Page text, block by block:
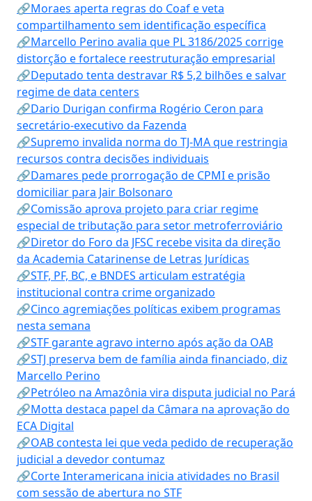
🔗Moraes aperta regras do Coaf e veta
compartilhamento sem identificação específica
🔗Marcello Perino avalia que PL 3186/2025 corrige
distorção e fortalece reestruturação empresarial
🔗Deputado tenta destravar R$ 5,2 bilhões e salvar
regime de data centers
🔗Dario Durigan confirma Rogério Ceron para
secretário-executivo da Fazenda
🔗Supremo invalida norma do TJ-MA que restringia
recursos contra decisões individuais
🔗Damares pede prorrogação de CPMI e prisão
domiciliar para Jair Bolsonaro
🔗Comissão aprova projeto para criar regime
especial de tributação para setor metroferroviário
🔗Diretor do Foro da JFSC recebe visita da direção
da Academia Catarinense de Letras Jurídicas
🔗STF, PF, BC, e BNDES articulam estratégia
institucional contra crime organizado
🔗Cinco agremiações políticas exibem programas
nesta semana
🔗STF garante agravo interno após ação da OAB
🔗STJ preserva bem de família ainda financiado, diz
Marcello Perino
🔗Petróleo na Amazônia vira disputa judicial no Pará
🔗Motta destaca papel da Câmara na aprovação do
ECA Digital
🔗OAB contesta lei que veda pedido de recuperação
judicial a devedor contumaz
🔗Corte Interamericana inicia atividades no Brasil
com sessão de abertura no STF